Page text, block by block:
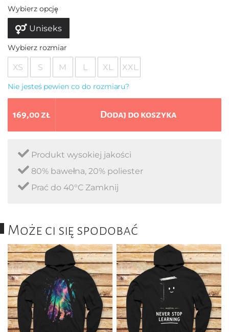
Wybierz opcję
Uniseks
Wybierz rozmiar
XS S M L XL XXL
Nie jesteś pewien co do rozmiaru?
169,00 zł Dodaj do koszyka
Produkt wysokiej jakości
80% bawełna, 20% poliester
Prać do 40°C Zamknij
Może ci się spodobać